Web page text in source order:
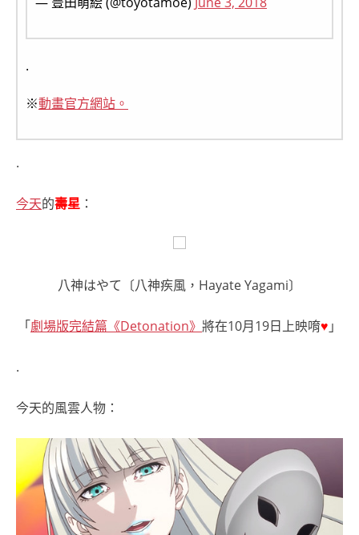
.
※動畫官方網站。
.
今天的壽星 ：
八神はやて〔八神疾風，Hayate Yagami〕
「劇場版完結篇《Detonation》 將在10月19日上映唷♥ 」
.
今天的風雲人物：